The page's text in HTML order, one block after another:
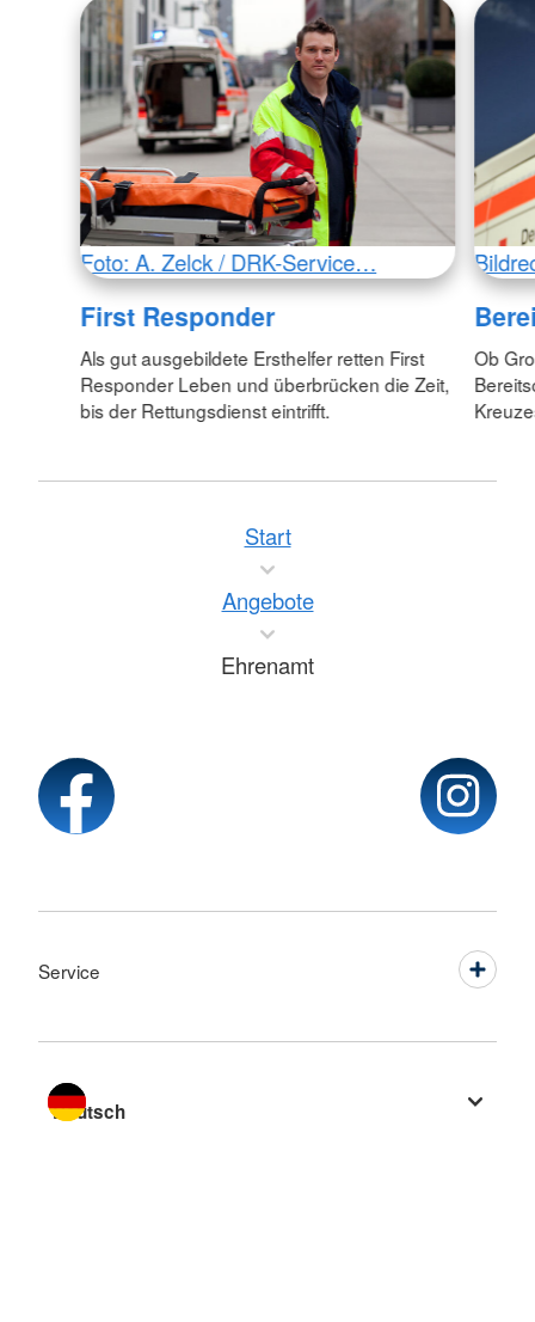
Foto: A. Zelck / DRK-Service…
First Responder
Als gut ausgebildete Ersthelfer retten First
Responder Leben und überbrücken die Zeit,
bis der Rettungsdienst eintrifft.
Ob
Start
Angebote
Ehrenamt
Service
Sprache wechseln zu